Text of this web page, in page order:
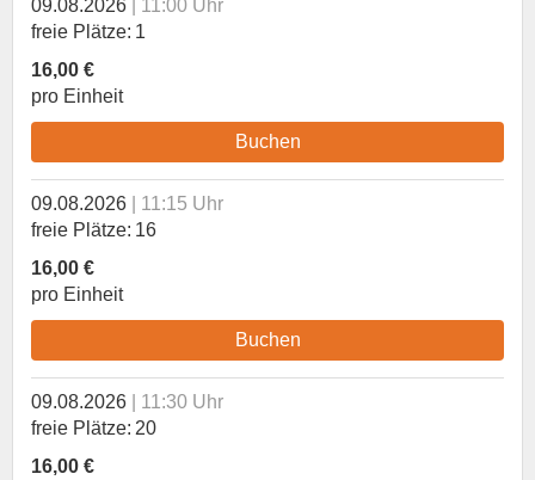
09.08.2026
11:00 Uhr
freie Plätze 1
16,00 €
pro Einheit
Buchen
09.08.2026
11:15 Uhr
freie Plätze 16
16,00 €
pro Einheit
Buchen
09.08.2026
11:30 Uhr
freie Plätze 20
16,00 €